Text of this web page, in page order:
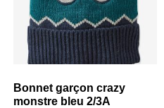
Bonnet garçon crazy
monstre bleu 2/3A